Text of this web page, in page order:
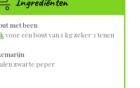
met been
voor een bout van 1 kg zeker 3 tenen
zwarte peper